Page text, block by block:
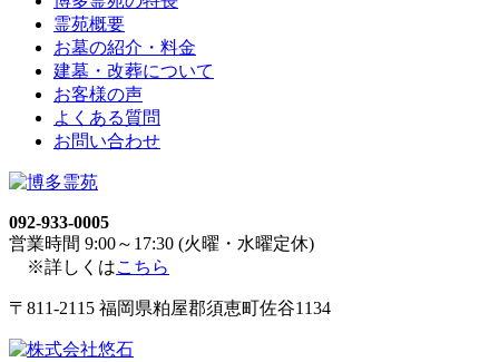
霊苑概要
お墓の紹介・料金
建墓・改葬について
お客様の声
よくある質問
お問い合わせ
092-933-0005
営業時間 9:00～17:30 (火曜・水曜定休)
※詳しくはこちら
〒811-2115 福岡県粕屋郡須恵町佐谷1134